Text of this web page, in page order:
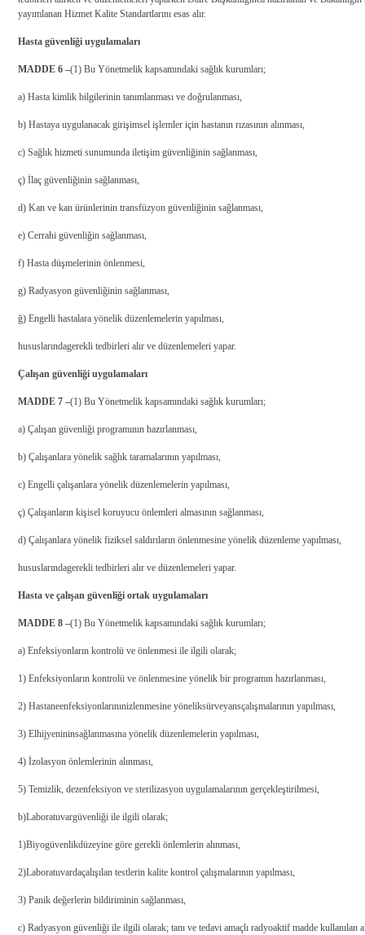
yayımlanan Hizmet Kalite Standartlarını esas alır.
Hasta güvenliği uygulamaları
MADDE 6 –(1) Bu Yönetmelik kapsamındaki sağlık kurumları;
a) Hasta kimlik bilgilerinin tanımlanması ve doğrulanması,
b) Hastaya uygulanacak girişimsel işlemler için hastanın rızasının alınması,
c) Sağlık hizmeti sunumunda iletişim güvenliğinin sağlanması,
ç) İlaç güvenliğinin sağlanması,
d) Kan ve kan ürünlerinin transfüzyon güvenliğinin sağlanması,
e) Cerrahi güvenliğin sağlanması,
f) Hasta düşmelerinin önlenmesi,
g) Radyasyon güvenliğinin sağlanması,
ğ) Engelli hastalara yönelik düzenlemelerin yapılması,
hususlarındagerekli tedbirleri alır ve düzenlemeleri yapar.
Çalışan güvenliği uygulamaları
MADDE 7 –(1) Bu Yönetmelik kapsamındaki sağlık kurumları;
a) Çalışan güvenliği programının hazırlanması,
b) Çalışanlara yönelik sağlık taramalarının yapılması,
c) Engelli çalışanlara yönelik düzenlemelerin yapılması,
ç) Çalışanların kişisel koruyucu önlemleri almasının sağlanması,
d) Çalışanlara yönelik fiziksel saldırıların önlenmesine yönelik düzenleme yapılması,
hususlarındagerekli tedbirleri alır ve düzenlemeleri yapar.
Hasta ve çalışan güvenliği ortak uygulamaları
MADDE 8 –(1) Bu Yönetmelik kapsamındaki sağlık kurumları;
a) Enfeksiyonların kontrolü ve önlenmesi ile ilgili olarak;
1) Enfeksiyonların kontrolü ve önlenmesine yönelik bir programın hazırlanması,
2) Hastaneenfeksiyonlarınınizlenmesine yöneliksürveyansçalışmalarının yapılması,
3) Elhijyenininsağlanmasına yönelik düzenlemelerin yapılması,
4) İzolasyon önlemlerinin alınması,
5) Temizlik, dezenfeksiyon ve sterilizasyon uygulamalarının gerçekleştirilmesi,
b)Laboratuvargüvenliği ile ilgili olarak;
1)Biyogüvenlikdüzeyine göre gerekli önlemlerin alınması,
2)Laboratuvardaçalışılan testlerin kalite kontrol çalışmalarının yapılması,
3) Panik değerlerin bildiriminin sağlanması,
c) Radyasyon güvenliği ile ilgili olarak; tanı ve tedavi amaçlı radyoaktif madde kullanılan